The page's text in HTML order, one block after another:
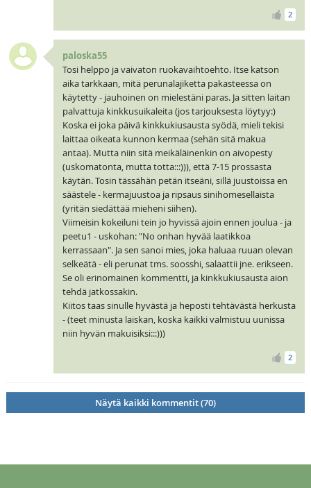
2
paloska55
Tosi helppo ja vaivaton ruokavaihtoehto. Itse katson
aika tarkkaan, mitä perunalajiketta pakasteessa on
käytetty - jauhoinen on mielestäni paras. Ja sitten laitan
palvattuja kinkkusuikaleita (jos tarjouksesta löytyy:)
Koska ei joka päivä kinkkukiusausta syödä, mieli tekisi
laittaa oikeata kunnon kermaa (sehän sitä makua
antaa). Mutta niin sitä meikäläinenkin on aivopesty
(uskomatonta, mutta totta:::))), että 7-15 prossasta
käytän. Tosin tässähän petän itseäni, sillä juustoissa en
säästele - kermajuustoa ja ripsaus sinihomesellaista
(yritän siedättää mieheni siihen).
Viimeisin kokeiluni tein jo hyvissä ajoin ennen joulua - ja
peetu1 - uskohan: "No onhan hyvää laatikkoa
kerrassaan". Ja sen sanoi mies, joka haluaa ruuan olevan
selkeätä - eli perunat tms. soosshi, salaattii jne. erikseen.
Se oli erinomainen kommentti, ja kinkkukiusausta aion
tehdä jatkossakin.
Kiitos taas sinulle hyvästä ja heposti tehtävästä herkusta
- (teet minusta laiskan, koska kaikki valmistuu uunissa
niin hyvän makuisiksi:::)))
2
Näytä kaikki kommentit (70)